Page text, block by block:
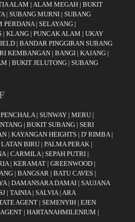
ALAM | ALAM MEGAH | BUKIT
| SUBANG MURNI | SUBANG
PERDANA| SELAYANG |
| KLANG | PUNCAK ALAM | UKAY
| BANDAR PINGGIRAN SUBANG
KEMBANGAN | BANGI | KAJANG |
| BUKIT JELUTONG | SUBANG
| SUNWAY | MERU |
| BUKIT SUBANG | SERI
| KAYANGAN HEIGHTS | D' RIMBA|
LATAN BIRU | PALMA PERAK |
| CARMILA| SEPAH PUTRI |
| KERAMAT | GREENWOOD |
| BANGSAR | BATU CAVES |
| DAMANSARA DAMAI | SAUJANA
| TAINIA| SALVIA| ARA
AGENT | SEMENYIH | EJEN
| HARTANAHMILENIUM |